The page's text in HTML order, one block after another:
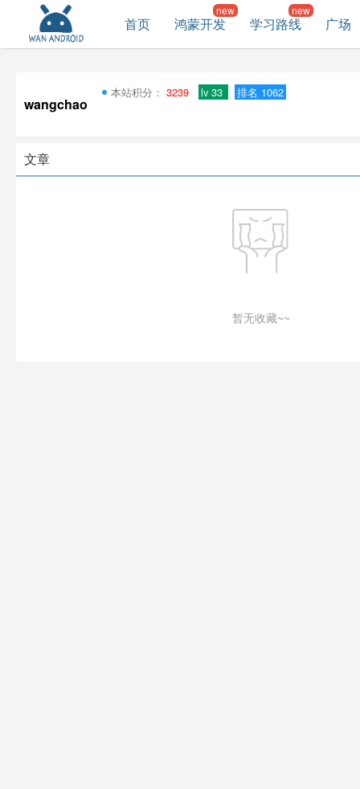
首页 鸿蒙开发 学习路线 广场
wangchao
本站积分： 3239 lv 33 排名 1062
文章
暂无收藏~~